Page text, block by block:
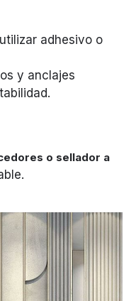
adhesivo o
y anclajes
o sellador a